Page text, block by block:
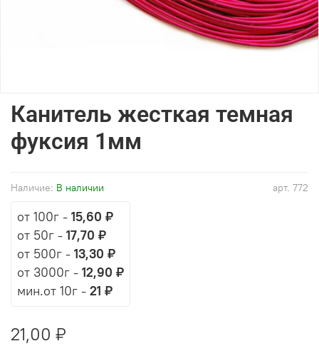
арт. 772
Наличие: В наличии
Канитель жесткая темная
фуксия 1мм
от 100г - 15,60 ₽
от 50г - 17,70 ₽
от 500г - 13,30 ₽
от 3000г - 12,90 ₽
мин.от 10г - 21 ₽
21,00 ₽